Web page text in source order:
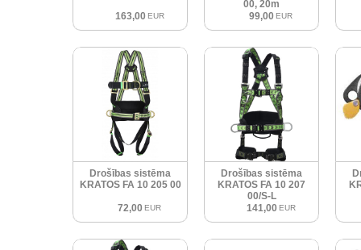
163,00 EUR
00, 20m
99,00 EUR
Drošības sistēma
KRATOS FA 10 205 00
72,00 EUR
Drošības sistēma
KRATOS FA 10 207
00/S-L
141,00 EUR